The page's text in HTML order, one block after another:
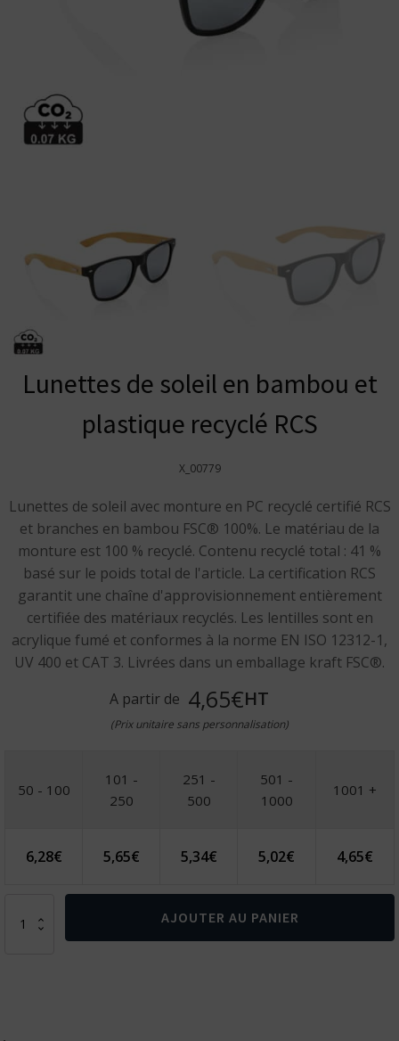
Lunettes de soleil en bambou et
plastique recyclé RCS
X_00779
Lunettes de soleil avec monture en PC recyclé certifié RCS
et branches en bambou FSC® 100%. Le matériau de la
monture est 100 % recyclé. Contenu recyclé total : 41 %
basé sur le poids total de l'article. La certification RCS
garantit une chaîne d'approvisionnement entièrement
certifiée des matériaux recyclés. Les lentilles sont en
acrylique fumé et conformes à la norme EN ISO 12312-1,
UV 400 et CAT 3. Livrées dans un emballage kraft FSC®.
A partir de 4,65€HT
(Prix unitaire sans personnalisation)
50 - 100
101 -
250
251 -
500
501 -
1000
1001 +
6,28€ 5,65€ 5,34€ 5,02€ 4,65€
AJOUTER AU PANIER